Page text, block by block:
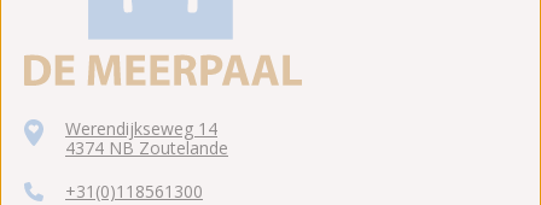
Werendijkseweg 14
4374 NB Zoutelande
+31(0)118561300